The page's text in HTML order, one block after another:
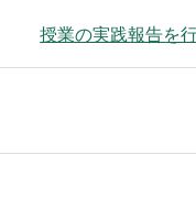
授業の実践報告を